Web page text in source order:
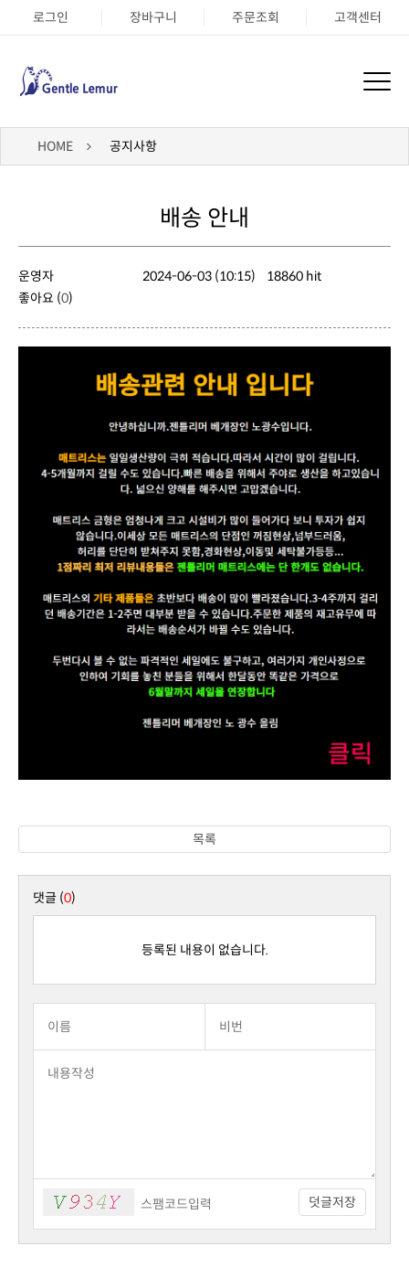
로그인 장바구니 주문조회 고객센터
HOME 공지사항
배송 안내
운영자 2024-06-03 (10:15)
18860 hit
좋아요 (0)
목록
댓글 (0)
등록된 내용이 없습니다.
덧글저장